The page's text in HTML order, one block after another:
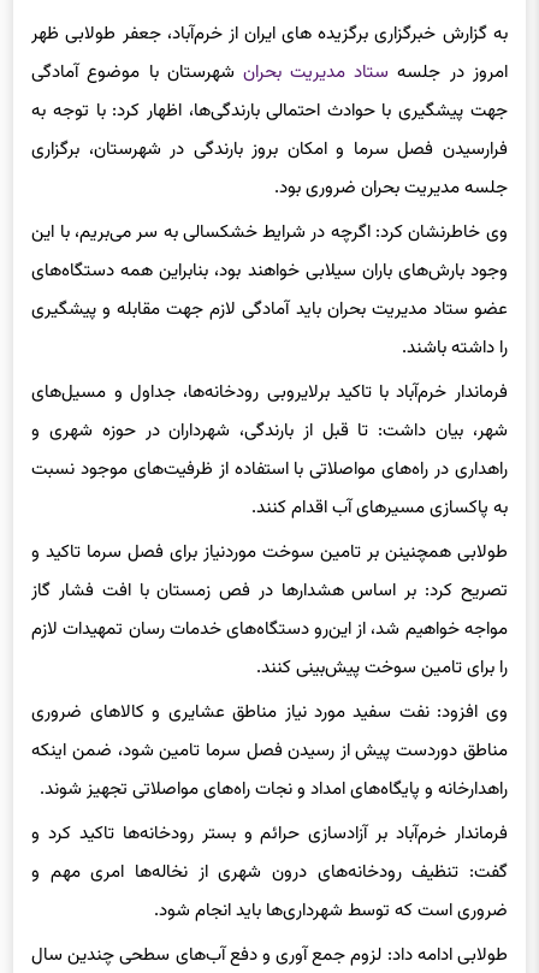
امروز در جلسهستاد مدیریت بحران شهرستان با موضوع آمادگی
جهت پیشگیری با حوادث احتمالی بارندگی‌ها، اظهار کرد: با توجه به
فرارسیدن فصل سرما و امکان بروز بارندگی در شهرستان، برگزاری
جلسه مدیریت بحران ضروری بود.
وی خاطرنشان کرد: اگرچه در شرایط خشکسالی به سر می‌بریم، با این
وجود بارش‌های باران سیلابی خواهند بود، بنابراین همه دستگاه‌های
عضو ستاد مدیریت بحران باید آمادگی لازم جهت مقابله و پیشگیری
را داشته باشند.
فرماندار خرم‌آباد با تاکید برلایروبی رودخانه‌ها، جداول و مسیل‌های
شهر، بیان داشت: تا قبل از بارندگی، شهرداران در حوزه شهری و
راهداری در راه‌های مواصلاتی با استفاده از ظرفیت‌های موجود نسبت
به پاکسازی مسیرهای آب اقدام کنند.
طولابی همچنینن بر تامین سوخت موردنیاز برای فصل سرما تاکید و
تصریح کرد: بر اساس هشدارها در فص زمستان با افت فشار گاز
مواجه خواهیم شد، از این‌رو دستگاه‌های خدمات رسان تمهیدات لازم
را برای تامین سوخت پیش‌بینی کنند.
وی افزود: نفت سفید مورد نیاز مناطق عشایری و کالاهای ضروری
مناطق دوردست پیش از رسیدن فصل سرما تامین شود، ضمن اینکه
راهدارخانه و پایگاه‌های امداد و نجات راه‌های مواصلاتی تجهیز شوند.
فرماندار خرم‌آباد بر آزادسازی حرائم و بستر رودخانه‌ها تاکید کرد و
گفت: تنظیف رودخانه‌های درون شهری از نخاله‌ها امری مهم و
ضروری است که توسط شهرداری‌ها باید انجام شود.
طولابی ادامه داد: لزوم جمع آوری و دفع آب‌های سطحی چندین سال
است که در برخی مناطق خرم آباد مطرح می‌شود، شهرداری‌ها نسبت